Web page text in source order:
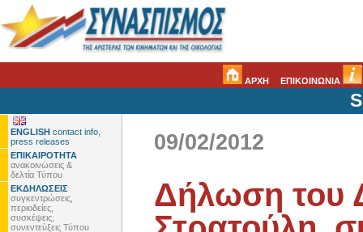
ΑΡΧΗ ΕΠΙΚΟΙΝΩΝΙΑ
ENGLISH contact info,
press releases
ΕΠΙΚΑΙΡΟΤΗΤΑ
ανακοινώσεις &
δελτία Τύπου
ΕΚΔΗΛΩΣΕΙΣ
συγκεντρώσεις,
περιοδείες,
συσκέψεις,
συνεντεύξεις Τύπου
09/02/2012
Δήλωση του